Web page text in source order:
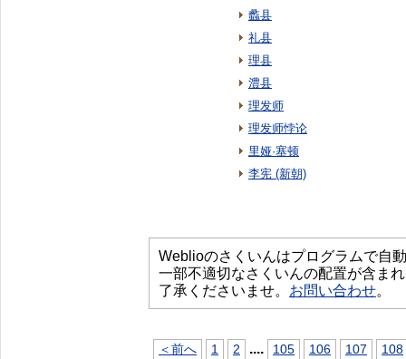
蠡县
礼县
理县
澧县
理发师
理发师悖论
里娅·塞顿
李宪 (新朝)
Weblioのさくいんはプログラムで自
一部不適切なさくいんの配置が含ま
了承くださいませ。 お問い合わせ。
＜前へ 1 2 .... 105 106 107
108